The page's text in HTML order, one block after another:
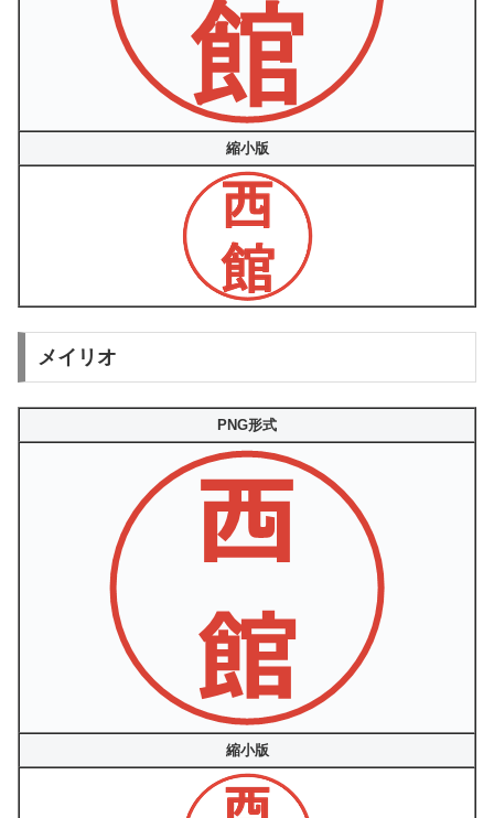
縮小版
メイリオ
PNG形式
縮小版